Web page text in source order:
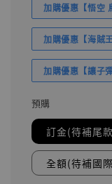
加購優惠【悟空
加購優惠【海賊
加購優惠【讓子
預購
訂金(待補尾
全額(待補國